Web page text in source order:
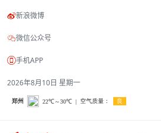
新浪微博
微信公众号
手机APP
2026年8月10日 星期一